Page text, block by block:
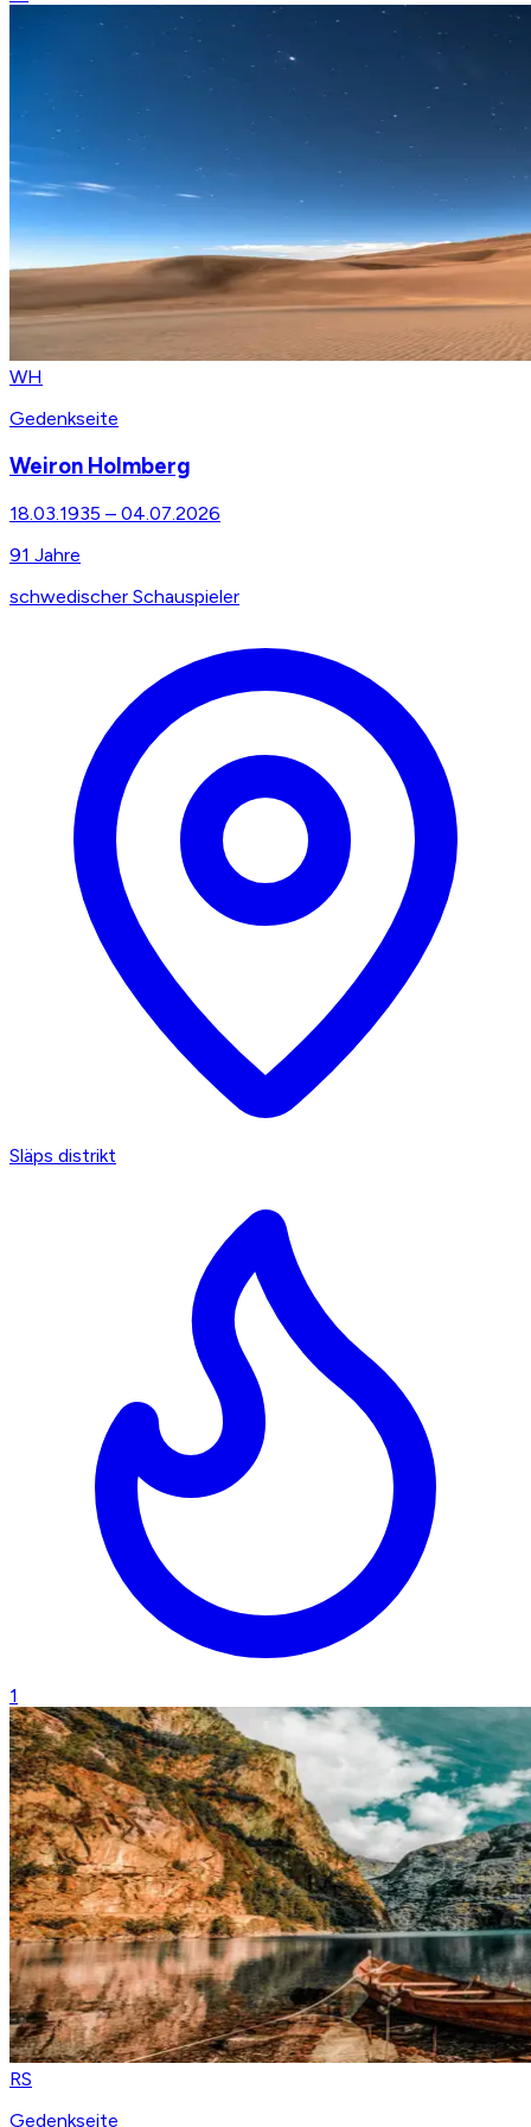
WH
Gedenkseite
Weiron Holmberg
18.03.1935 – 04.07.2026
91 Jahre
schwedischer Schauspieler
Släps distrikt
1
RS
Gedenkseite